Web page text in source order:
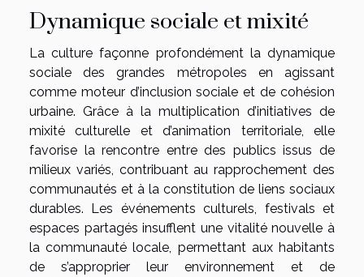
Dynamique sociale et mixité
La culture façonne profondément la dynamique
sociale des grandes métropoles en agissant
comme moteur d’inclusion sociale et de cohésion
urbaine. Grâce à la multiplication d’initiatives de
mixité culturelle et d’animation territoriale, elle
favorise la rencontre entre des publics issus de
milieux variés, contribuant au rapprochement des
communautés et à la constitution de liens sociaux
durables. Les événements culturels, festivals et
espaces partagés insufflent une vitalité nouvelle à
la communauté locale, permettant aux habitants
de s’approprier leur environnement et de